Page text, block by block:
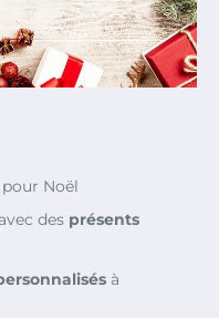
Noël
avec des présents
à